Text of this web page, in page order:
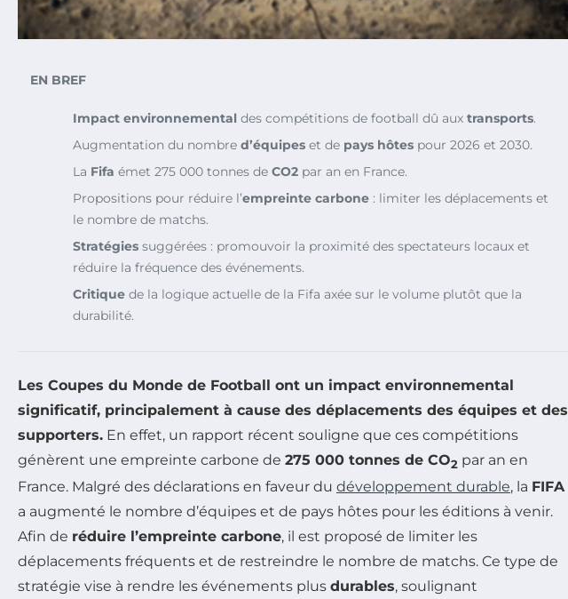
EN BREF
Impact environnemental des compétitions de football dû aux transports.
Augmentation du nombre d’équipes et de pays hôtes pour 2026 et 2030.
La Fifa émet 275 000 tonnes de CO2 par an en France.
Propositions pour réduire l’empreinte carbone : limiter les déplacements et
le nombre de matchs.
Stratégies suggérées : promouvoir la proximité des spectateurs locaux et
réduire la fréquence des événements.
Critique de la logique actuelle de la Fifa axée sur le volume plutôt que la
durabilité.
Les Coupes du Monde de Football ont un impact environnemental
significatif, principalement à cause des déplacements des équipes et des
supporters. En effet, un rapport récent souligne que ces compétitions
génèrent une empreinte carbone de 275 000 tonnes de CO2 par an en
France. Malgré des déclarations en faveur du développement durable, la FIFA
a augmenté le nombre d’équipes et de pays hôtes pour les éditions à venir.
Afin de réduire l’empreinte carbone, il est proposé de limiter les
déplacements fréquents et de restreindre le nombre de matchs. Ce type de
stratégie vise à rendre les événements plus durables, soulignant